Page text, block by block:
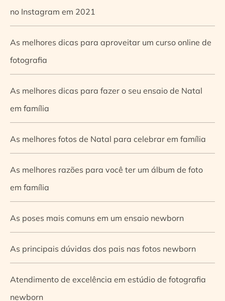
no Instagram em 2021
As melhores dicas para aproveitar um curso online de
fotografia
As melhores dicas para fazer o seu ensaio de Natal
em família
As melhores fotos de Natal para celebrar em família
As melhores razões para você ter um álbum de foto
em família
As poses mais comuns em um ensaio newborn
As principais dúvidas dos pais nas fotos newborn
Atendimento de excelência em estúdio de fotografia
newborn